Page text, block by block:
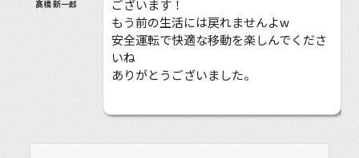
髙橋 新一郎
ございます！
もう前の生活には戻れませんよw
安全運転で快適な移動を楽しんでくださ
いね
ありがとうございました。